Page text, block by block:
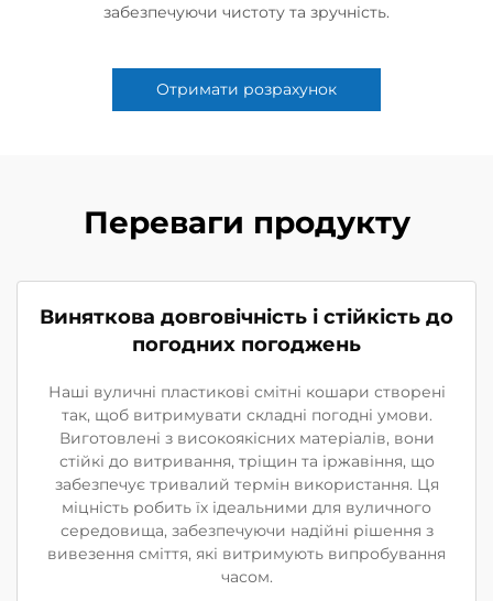
забезпечуючи чистоту та зручність.
Отримати розрахунок
Переваги продукту
Виняткова довговічність і стійкість до
погодних погоджень
Наші вуличні пластикові смітні кошари створені
так, щоб витримувати складні погодні умови.
Виготовлені з високоякісних матеріалів, вони
стійкі до витривання, тріщин та іржавіння, що
забезпечує тривалий термін використання. Ця
міцність робить їх ідеальними для вуличного
середовища, забезпечуючи надійні рішення з
вивезення сміття, які витримують випробування
часом.